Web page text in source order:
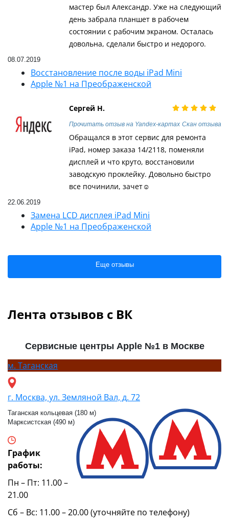
мастер был Александр. Уже на следующий
день забрала планшет в рабочем
состоянии с рабочим экраном. Осталась
довольна, сделали быстро и недорого.
08.07.2019
Восстановление после воды iPad Mini
Apple №1 на Преображенской
Сергей Н.
Прочитать отзыв на Yandex-картах Скан отзыва
Обращался в этот сервис для ремонта
iPad, номер заказа 14/2118, поменяли
дисплей и что круто, восстановили
заводскую проклейку. Довольно быстро
все починили, зачет☺️
22.06.2019
Замена LCD дисплея iPad Mini
Apple №1 на Преображенской
Еще отзывы
Лента отзывов с ВК
Сервисные центры Apple №1 в Москве
м. Таганская
г. Москва, ул. Земляной Вал, д. 72
Таганская кольцевая (180 м)
Марксистская (490 м)
График
работы:
Пн – Пт: 11.00 –
21.00
Сб – Вс: 11.00 – 20.00 (уточняйте по телефону)